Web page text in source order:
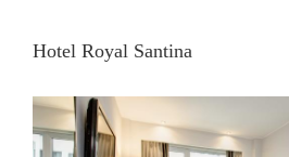
Hotel Royal Santina
View
Larger
Image